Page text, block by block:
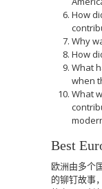
How
Why
How
What
when
What
Best
欧洲由多个
的铆钉故事